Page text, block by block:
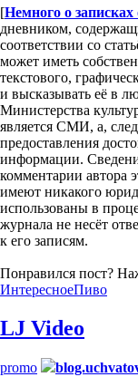
[Немного о
дневником,
соответствии со
может иметь
текстового,
и высказывать её в
Министерства
является СМИ, а,
предоставления
информации.
комментарии автора
имеют никакого
использованы в
журнала не несёт
к его записям.
Понравился пост?
ИнтересноеПиво
LJ Video
promo